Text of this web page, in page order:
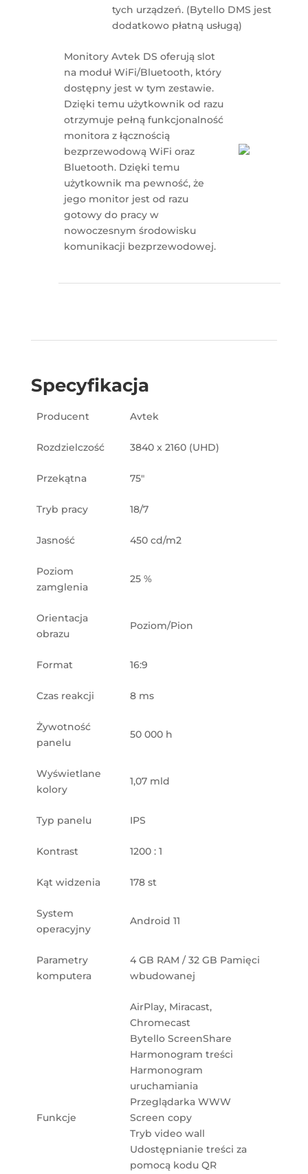
tych urządzeń. (Bytello DMS jest
dodatkowo płatną usługą)
Monitory Avtek DS oferują slot
na moduł WiFi/Bluetooth, który
dostępny jest w tym zestawie.
Dzięki temu użytkownik od razu
otrzymuje pełną funkcjonalność
monitora z łącznością
bezprzewodową WiFi oraz
Bluetooth. Dzięki temu
użytkownik ma pewność, że
jego monitor jest od razu
gotowy do pracy w
nowoczesnym środowisku
komunikacji bezprzewodowej.
Specyfikacja
Producent Avtek
Rozdzielczość 3840 x 2160 (UHD)
Przekątna 75″
Tryb pracy 18/7
Jasność 450 cd/m2
Poziom
zamglenia
25 %
Orientacja
obrazu
Poziom/Pion
Format 16:9
Czas reakcji 8 ms
Żywotność
panelu
50 000 h
Wyświetlane
kolory
1,07 mld
Typ panelu IPS
Kontrast 1200 : 1
Kąt widzenia 178 st
System
operacyjny
Android 11
Parametry
komputera
4 GB RAM / 32 GB Pamięci
wbudowanej
Funkcje
AirPlay, Miracast,
Chromecast
Bytello ScreenShare
Harmonogram treści
Harmonogram
uruchamiania
Przeglądarka WWW
Screen copy
Tryb video wall
Udostępnianie treści za
pomocą kodu QR